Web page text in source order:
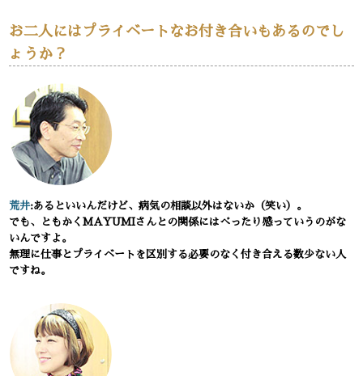
お二人にはプライベートなお付き合いもあるのでし
ょうか？
荒井:あるといいんだけど、病気の相談以外はないか（笑い）。
でも、ともかくMAYUMIさんとの関係にはべったり感っていうのがな
いんですよ。
無理に仕事とプライベートを区別する必要のなく付き合える数少ない人
ですね。